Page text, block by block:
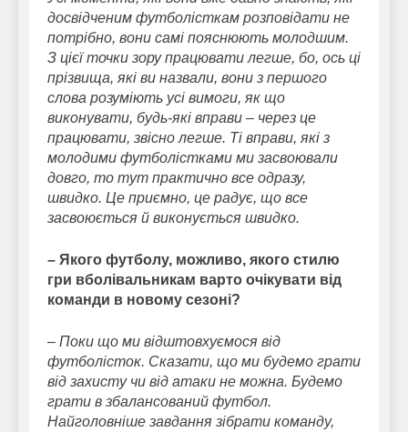
досвідченим футболісткам розповідати не
потрібно, вони самі пояснюють молодшим.
З цієї точки зору працювати легше, бо, ось ці
прізвища, які ви назвали, вони з першого
слова розуміють усі вимоги, як що
виконувати, будь-які вправи – через це
працювати, звісно легше. Ті вправи, які з
молодими футболістками ми засвоювали
довго, то тут практично все одразу,
швидко. Це приємно, це радує, що все
засвоюється й виконується швидко.
– Якого футболу, можливо, якого стилю
гри вболівальникам варто очікувати від
команди в новому сезоні?
– Поки що ми відштовхуємося від
футболісток. Сказати, що ми будемо грати
від захисту чи від атаки не можна. Будемо
грати в збалансований футбол.
Найголовніше завдання зібрати команду,